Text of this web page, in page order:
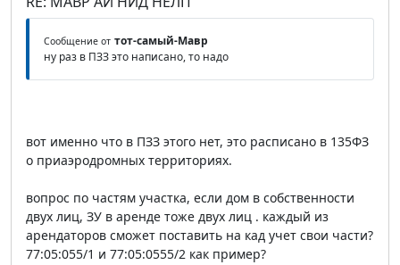
Сообщение от тот-самый-Мавр
ну раз в ПЗЗ это написано, то надо
вот именно что в ПЗЗ этого нет, это расписано в 135ФЗ
о приаэродромных территориях.
вопрос по частям участка, если дом в собственности
двух лиц, ЗУ в аренде тоже двух лиц . каждый из
арендаторов сможет поставить на кад учет свои части?
77:05:055/1 и 77:05:0555/2 как пример?